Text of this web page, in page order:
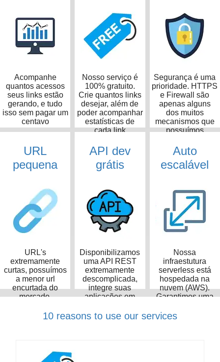
Acompanhe
quantos acessos
seus links estão
gerando, e tudo
isso sem pagar um
centavo
Nosso serviço é
100% gratuito.
Crie quantos links
desejar, além de
poder acompanhar
estatísticas de
cada link
Segurança é uma
prioridade. HTTPS
e Firewall são
apenas alguns
dos muitos
mecanismos que
possuímos
URL
pequena
URL's
extremamente
curtas, possuímos
a menor url
encurtada do
mercado,
14 caracteres
API dev
grátis
Disponibilizamos
uma API REST
extremamente
descomplicada,
integre suas
aplicações em
Auto
escalável
Nossa
infraestutura
serverless está
hospedada na
nuvem (AWS).
Garantimos uma
disponibilidade de
10 reasons to use our services